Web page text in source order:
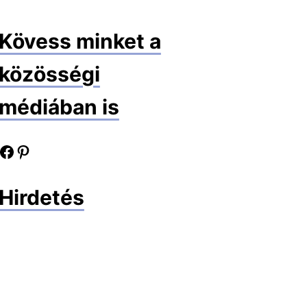
minket a
is
Pinterest oldalunk